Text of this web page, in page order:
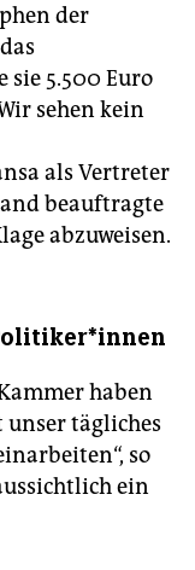
der
sie 5.500 Euro
sehen kein
als Vertreter
beauftragte
abzuweisen.
haben
tägliches
so
ein